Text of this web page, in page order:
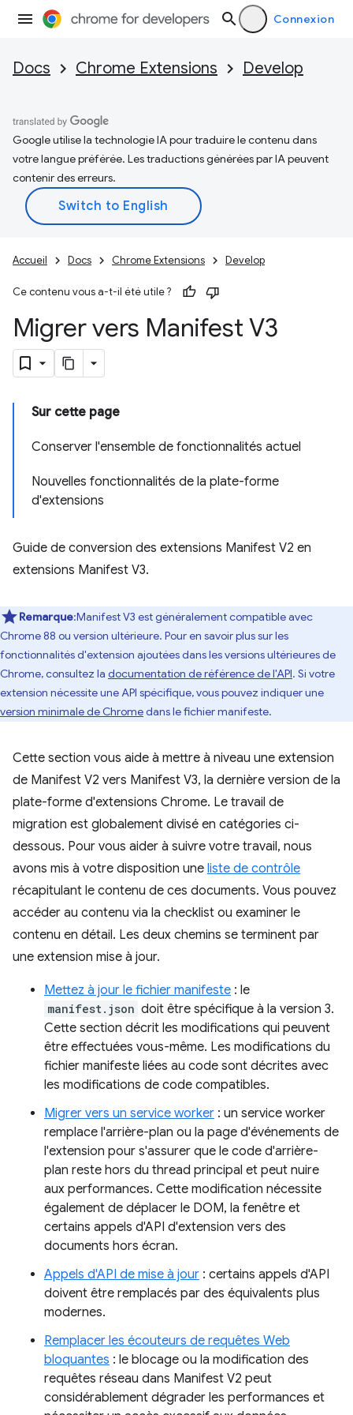
Connexion
Docs Chrome Extensions Develop
Google utilise la technologie IA pour traduire le contenu dans
votre langue préférée. Les traductions générées par IA peuvent
contenir des erreurs.
Accueil Docs Chrome Extensions Develop
Ce contenu vous a-t-il été utile ?
Migrer vers Manifest V3
Sur cette page
Conserver l'ensemble de fonctionnalités actuel
Nouvelles fonctionnalités de la plate-forme
d'extensions
Guide de conversion des extensions Manifest V2 en
extensions Manifest V3.
Remarque:Manifest V3 est généralement compatible avec
Chrome 88 ou version ultérieure. Pour en savoir plus sur les
fonctionnalités d'extension ajoutées dans les versions ultérieures de
Chrome, consultez la documentation de référence de l'API. Si votre
extension nécessite une API spécifique, vous pouvez indiquer une
version minimale de Chromedans le fichier manifeste.
Cette section vous aide à mettre à niveau une extension
de Manifest V2 vers Manifest V3, la dernière version de la
plate-forme d'extensions Chrome. Le travail de
migration est globalement divisé en catégories ci-
dessous. Pour vous aider à suivre votre travail, nous
avons mis à votre disposition une liste de contrôle
récapitulant le contenu de ces documents. Vous pouvez
accéder au contenu via la checklist ou examiner le
contenu en détail. Les deux chemins se terminent par
une extension mise à jour.
Mettez à jour le fichier manifeste : le
manifest.json doit être spécifique à la version 3.
Cette section décrit les modifications qui peuvent
être effectuées vous-même. Les modifications du
fichier manifeste liées au code sont décrites avec
les modifications de code compatibles.
Migrer vers un service worker : un service worker
remplace l'arrière-plan ou la page d'événements de
l'extension pour s'assurer que le code d'arrière-
plan reste hors du thread principal et peut nuire
aux performances. Cette modification nécessite
également de déplacer le DOM, la fenêtre et
certains appels d'API d'extension vers des
documents hors écran.
Appels d'API de mise à jour : certains appels d'API
doivent être remplacés par des équivalents plus
modernes.
Remplacer les écouteurs de requêtes Web
bloquantes : le blocage ou la modification des
requêtes réseau dans Manifest V2 peut
considérablement dégrader les performances et